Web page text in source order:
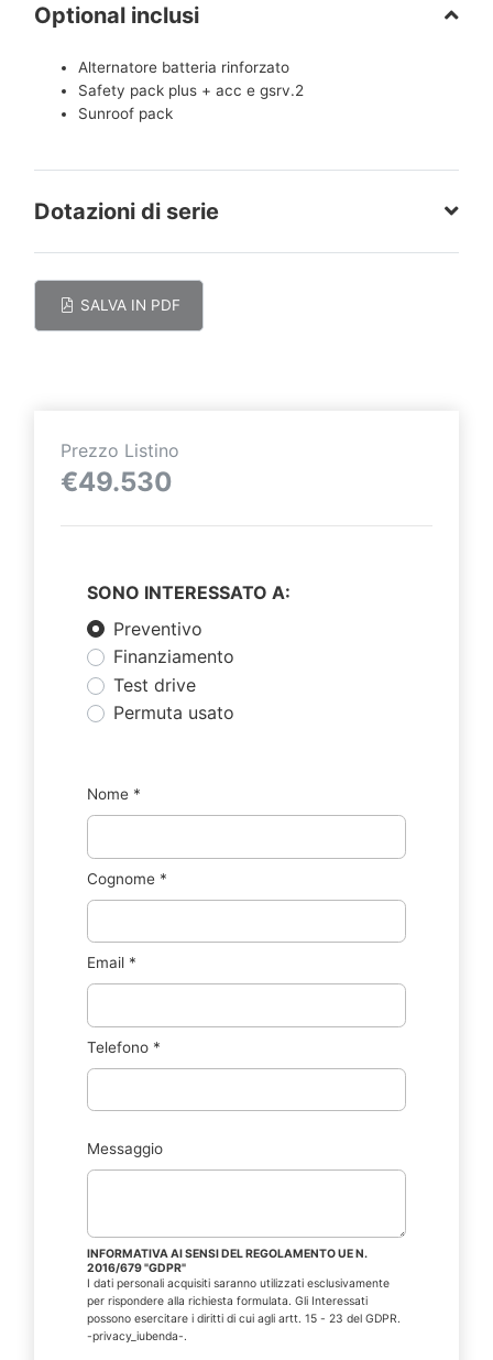
Optional inclusi
Alternatore batteria rinforzato
Safety pack plus + acc e gsrv.2
Sunroof pack
Dotazioni di serie
SALVA IN PDF
Prezzo Listino
€49.530
SONO INTERESSATO A:
Preventivo
Finanziamento
Test drive
Permuta usato
Nome *
Cognome *
Email *
Telefono *
Messaggio
INFORMATIVA AI SENSI DEL REGOLAMENTO UE N.
2016/679 "GDPR"
I dati personali acquisiti saranno utilizzati esclusivamente
per rispondere alla richiesta formulata. Gli Interessati
possono esercitare i diritti di cui agli artt. 15 - 23 del GDPR.
-privacy_iubenda-.